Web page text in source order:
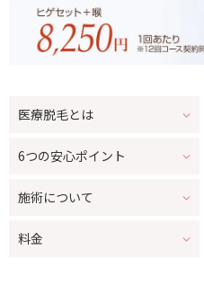
リクルート
【処方薬用】未成年の方 同意書
医療脱毛とは
6つの安心ポイント
施術について
料金